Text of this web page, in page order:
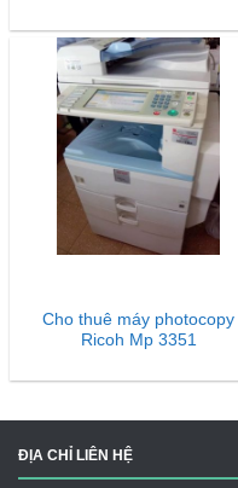
Cho thuê máy photocopy
Ricoh Mp 3351
ĐỊA CHỈ LIÊN HỆ